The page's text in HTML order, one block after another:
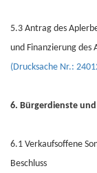
5.3 Antrag des
und Finanzierung des
(Drucksache Nr.:
6. Bürgerdienste
6.1 Verkaufsoffene
Beschluss